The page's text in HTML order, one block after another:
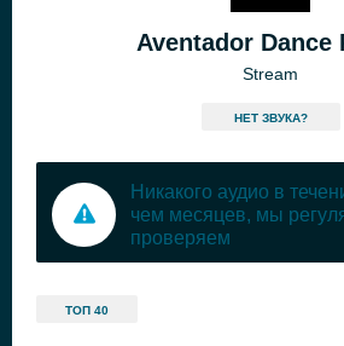
Aventador Dance
Stream
HЕТ ЗВУКА?
Никакого аудио в
чем месяцев, мы
проверяем
ТОП 40